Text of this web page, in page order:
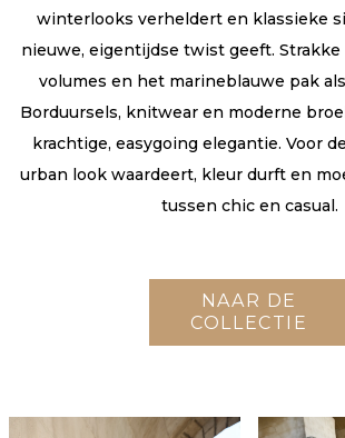
winterlooks verheldert en klassieke
nieuwe, eigentijdse twist geeft.
volumes en het marineblauwe pak
Borduursels, knitwear en moderne
krachtige, easygoing elegantie. Voor
urban look waardeert, kleur durft en
tussen chic en casual.
NAAR DE
COLLECTIE